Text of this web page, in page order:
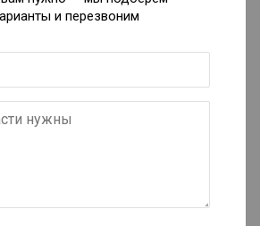
автомобилей
и перезвоним